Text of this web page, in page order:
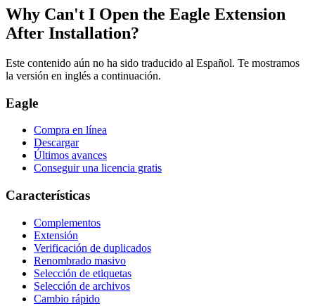
Why Can't I Open the Eagle Extension
After Installation?
Este contenido aún no ha sido traducido al Español. Te mostramos
la versión en inglés a continuación.
Eagle
Compra en línea
Descargar
Últimos avances
Conseguir una licencia gratis
Características
Complementos
Extensión
Verificación de duplicados
Renombrado masivo
Selección de etiquetas
Selección de archivos
Cambio rápido